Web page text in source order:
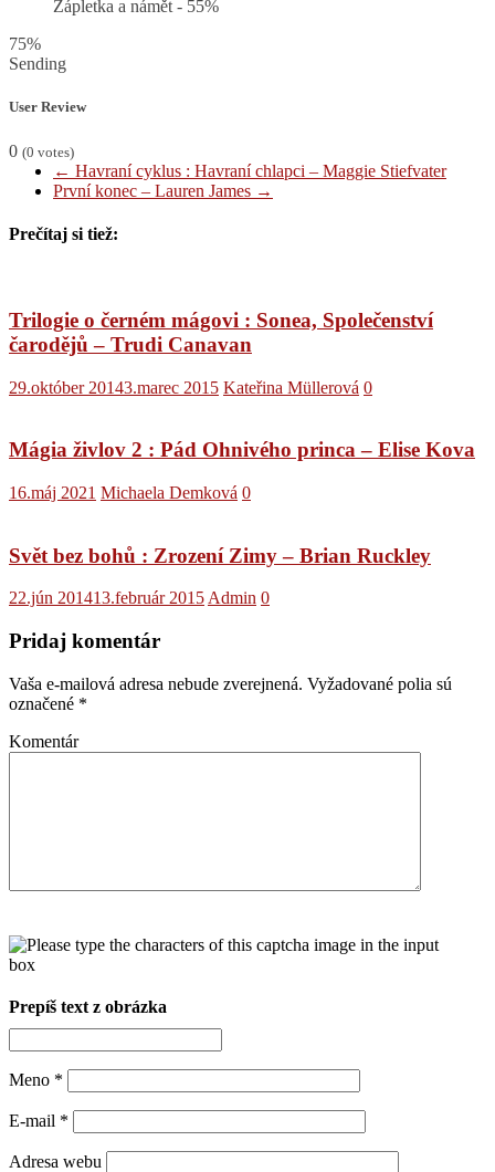
Zápletka a námět - 55%
75%
Sending
User Review
0 (0 votes)
← Havraní cyklus : Havraní chlapci – Maggie Stiefvater
První konec – Lauren James →
Prečítaj si tiež:
Trilogie o černém mágovi : Sonea, Společenství
čarodějů – Trudi Canavan
29.október 20143.marec 2015 Kateřina Müllerová 0
Mágia živlov 2 : Pád Ohnivého princa – Elise Kova
16.máj 2021 Michaela Demková 0
Svět bez bohů : Zrození Zimy – Brian Ruckley
22.jún 201413.február 2015Admin 0
Pridaj komentár
Vaša e-mailová adresa nebude zverejnená. Vyžadované polia sú
označené *
Komentár
Prepíš text z obrázka
Meno *
E-mail *
Adresa webu